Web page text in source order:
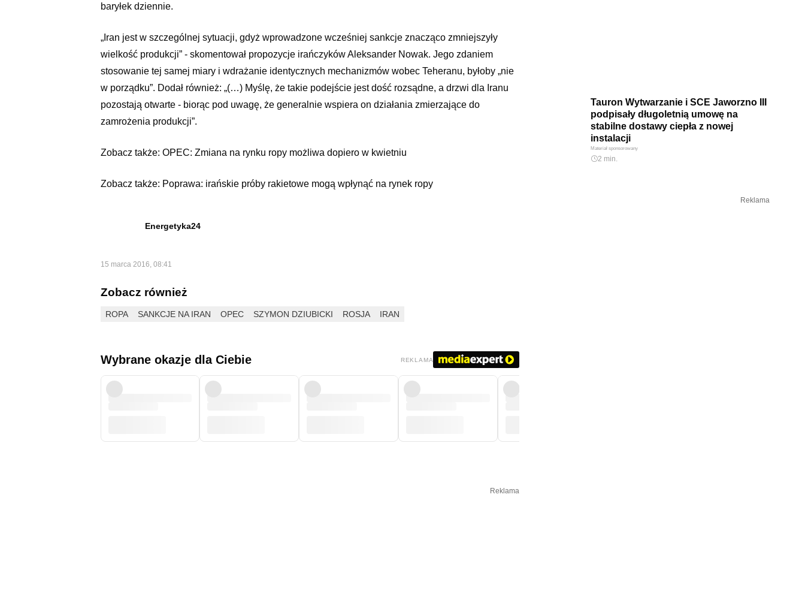
baryłek dziennie.
„Iran jest w szczególnej sytuacji, gdyż wprowadzone wcześniej sankcje znacząco zmniejszyły
wielkość produkcji” - skomentował propozycje irańczyków Aleksander Nowak. Jego zdaniem
stosowanie tej samej miary i wdrażanie identycznych mechanizmów wobec Teheranu, byłoby „nie
w porządku”. Dodał również: „(…) Myślę, że takie podejście jest dość rozsądne, a drzwi dla Iranu
pozostają otwarte - biorąc pod uwagę, że generalnie wspiera on działania zmierzające do
zamrożenia produkcji”.
Zobacz także: OPEC: Zmiana na rynku ropy możliwa dopiero w kwietniu
Zobacz także: Poprawa: irańskie próby rakietowe mogą wpłynąć na rynek ropy
Energetyka24
15 marca 2016, 08:41
Zobacz również
ROPA SANKCJE NA IRAN OPEC SZYMON DZIUBICKI ROSJA IRAN
Wybrane okazje dla Ciebie REKLAMA
Reklama
Tauron Wytwarzanie i SCE Jaworzno III
podpisały długoletnią umowę na
stabilne dostawy ciepła z nowej
instalacji
Materiał sponsorowany
2 min.
Reklama